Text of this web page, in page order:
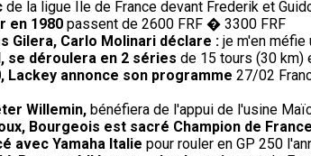
de la ligue Ile de France devant Frederik et
en 1980 passent de 2600 FRF � 3300 FRF
Gilera, Carlo Molinari déclare : je m'en méfie
se déroulera en 2 séries de 15 tours (30 km)
Lackey annonce son programme 27/02
Willemin, bénéfiera de l'appui de l'usine
Bourgeois est sacré Champion de France
avec Yamaha Italie pour rouler en GP 250